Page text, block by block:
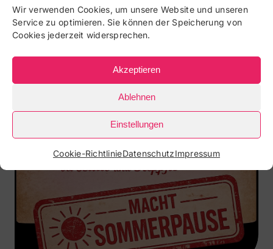
Wir verwenden Cookies, um unsere Website und unseren
Service zu optimieren. Sie können der Speicherung von
Cookies jederzeit widersprechen.
Akzeptieren
Ablehnen
Einstellungen
Cookie-RichtlinieDatenschutzImpressum
Bewegung, Forschen und Gemeinschaft Im [...]
Mehr erfahren
Kurse ab 3